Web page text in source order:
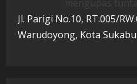
Jl. Parigi No.10, RT.005/
Warudoyong, Kota